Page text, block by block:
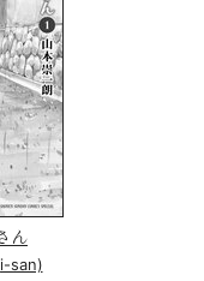
ん
san)